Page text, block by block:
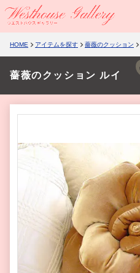
HOME アイテムを探す 薔薇のクッション
薔薇のクッション ルイ